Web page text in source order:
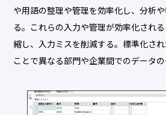
や用語の整理や管理を効率化し、分析
る。これらの入力や管理が効率化され
縮し、入力ミスを削減する。標準化さ
ことで異なる部門や企業間でのデータの